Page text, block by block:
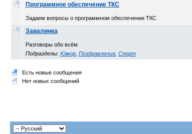
Программное обеспечение ТКС
Задаем вопросы о программном обеспечении ТКС
Завалинка
Разговоры обо всём
Подразделы: Юмор Поздравления Спорт
Есть новые сообщения
Нет новых сообщений